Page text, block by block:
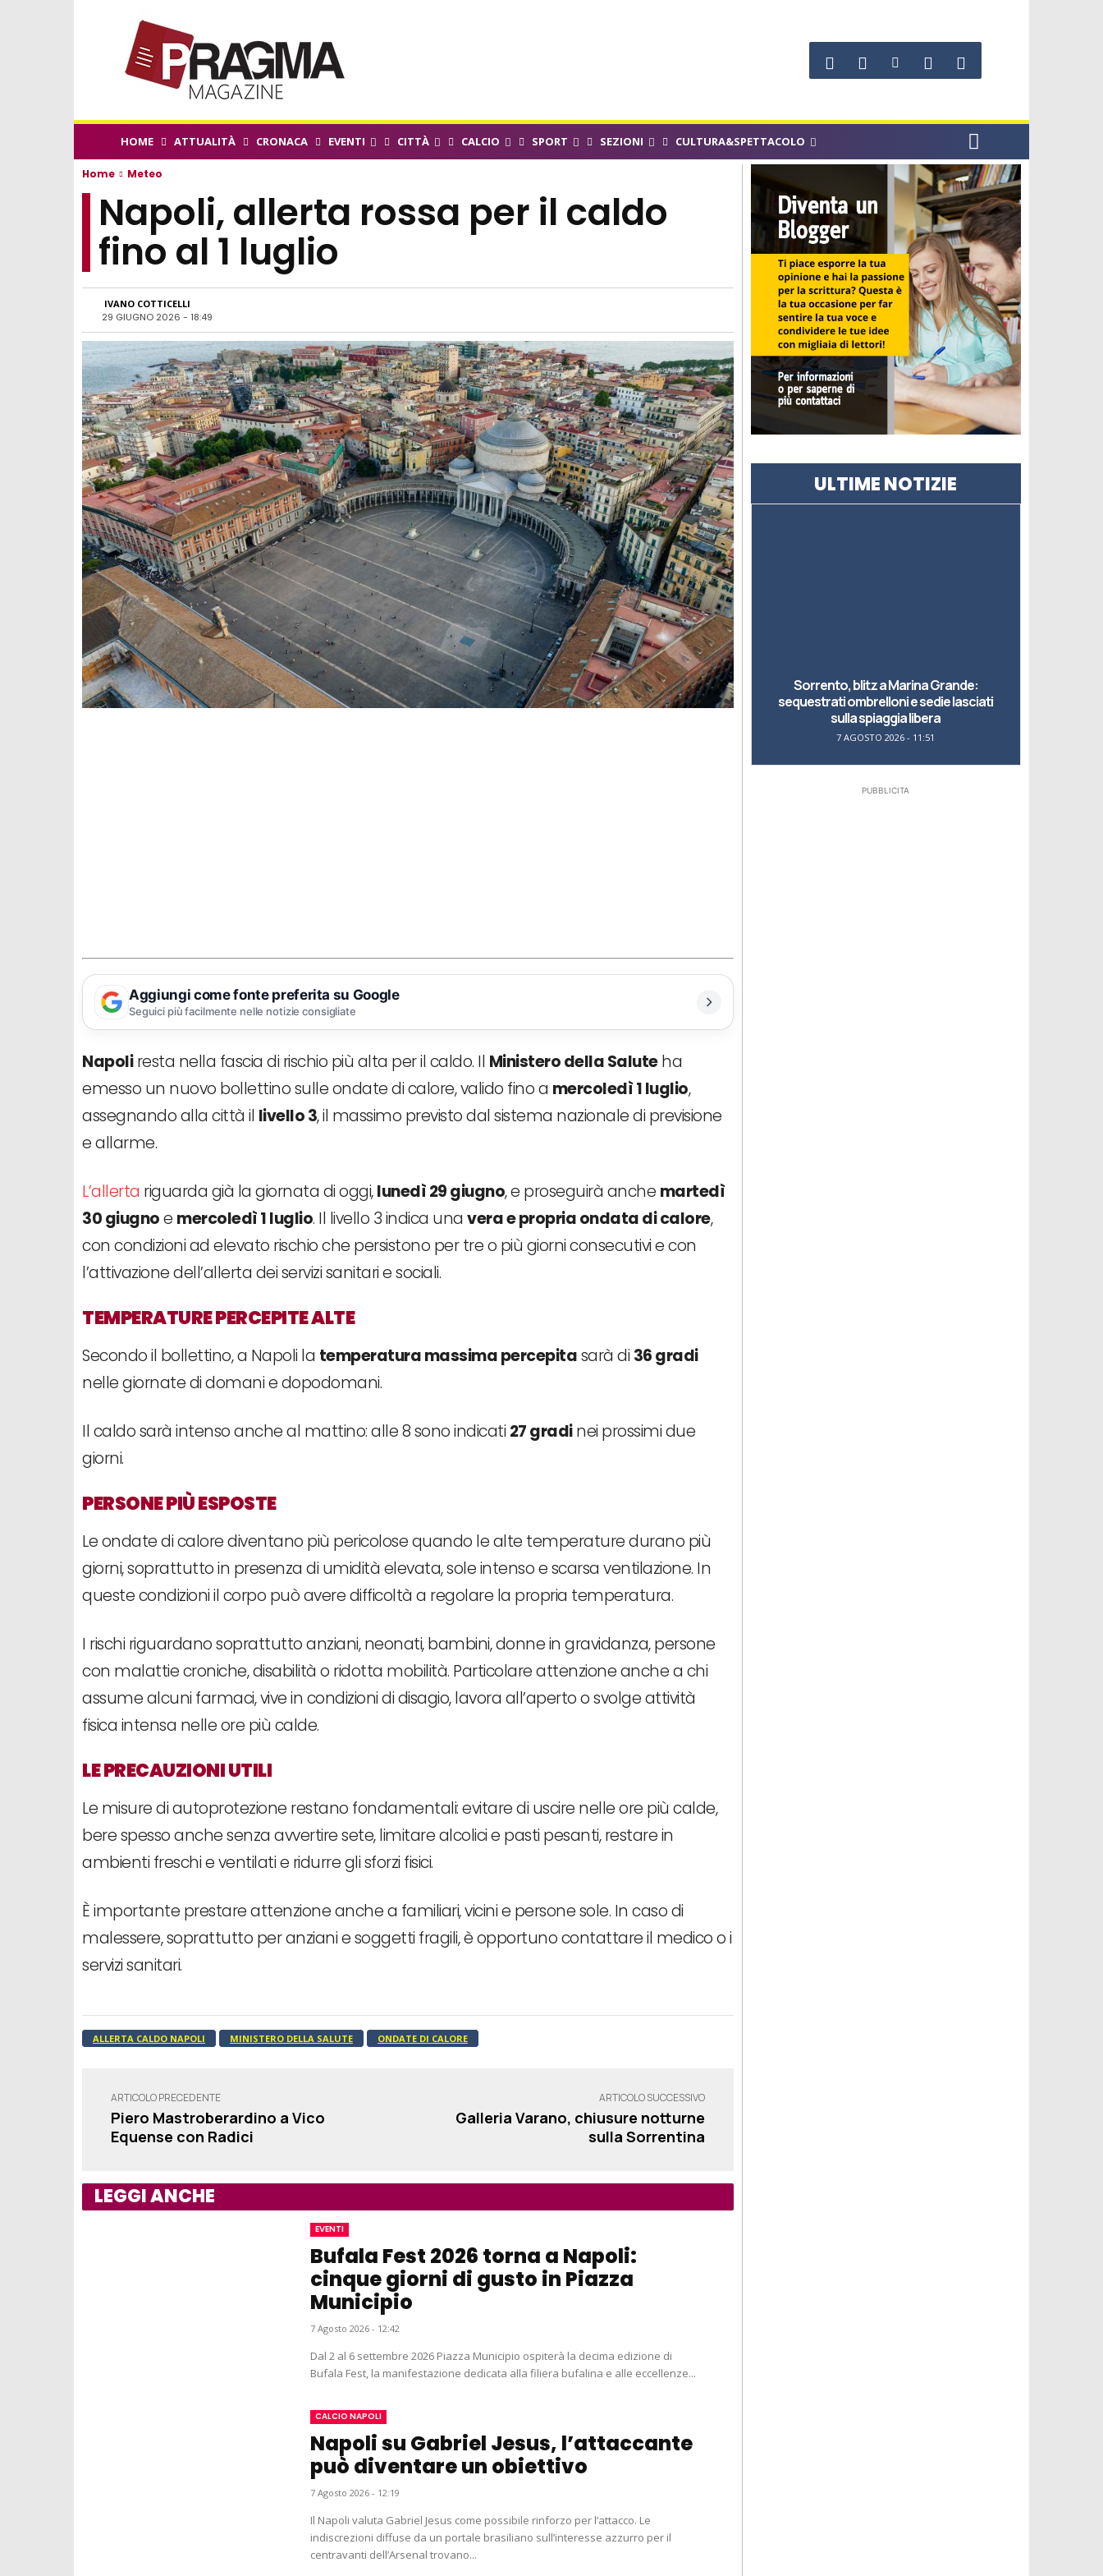
HOME ATTUALITÀ CRONACA EVENTI CITTÀ CALCIO SPORT SEZIONI CULTURA&SPETTACOLO
Home Meteo
Napoli, allerta rossa per il caldo
fino al 1 luglio
IVANO COTTICELLI
29 GIUGNO 2026 - 18:49
Aggiungi come fonte preferita su Google
Seguici più facilmente nelle notizie consigliate
Napoliresta nella fascia di rischio più alta per il caldo. Il Ministero della Saluteha
emesso un nuovo bollettino sulle ondate di calore, valido fino a mercoledì 1 luglio,
assegnando alla città il livello 3, il massimo previsto dal sistema nazionale di previsione
e allarme.
L’allerta riguarda già la giornata di oggi,lunedì 29 giugno, e proseguirà anche martedì
30 giugnoe mercoledì 1 luglio. Il livello 3 indica una vera e propria ondata di calore,
con condizioni ad elevato rischio che persistono per tre o più giorni consecutivi e con
l’attivazione dell’allerta dei servizi sanitari e sociali.
TEMPERATURE PERCEPITE ALTE
Secondo il bollettino, a Napoli la temperatura massima percepitasarà di 36 gradi
nelle giornate di domani e dopodomani.
Il caldo sarà intenso anche al mattino: alle 8 sono indicati 27 gradinei prossimi due
giorni.
PERSONE PIÙ ESPOSTE
Le ondate di calore diventano più pericolose quando le alte temperature durano più
giorni, soprattutto in presenza di umidità elevata, sole intenso e scarsa ventilazione. In
queste condizioni il corpo può avere difficoltà a regolare la propria temperatura.
I rischi riguardano soprattutto anziani, neonati, bambini, donne in gravidanza, persone
con malattie croniche, disabilità o ridotta mobilità. Particolare attenzione anche a chi
assume alcuni farmaci, vive in condizioni di disagio, lavora all’aperto o svolge attività
fisica intensa nelle ore più calde.
LE PRECAUZIONI UTILI
Le misure di autoprotezione restano fondamentali: evitare di uscire nelle ore più calde,
bere spesso anche senza avvertire sete, limitare alcolici e pasti pesanti, restare in
ambienti freschi e ventilati e ridurre gli sforzi fisici.
È importante prestare attenzione anche a familiari, vicini e persone sole. In caso di
malessere, soprattutto per anziani e soggetti fragili, è opportuno contattare il medico o i
servizi sanitari.
ALLERTA CALDO NAPOLI MINISTERO DELLA SALUTE ONDATE DI CALORE
ARTICOLO PRECEDENTE
Piero Mastroberardino a Vico
Equense con Radici
ARTICOLO SUCCESSIVO
Galleria Varano, chiusure notturne
sulla Sorrentina
LEGGI ANCHE
EVENTI
Bufala Fest 2026 torna a Napoli:
cinque giorni di gusto in Piazza
Municipio
7 Agosto 2026 - 12:42
Dal 2 al 6 settembre 2026 Piazza Municipio ospiterà la decima edizione di
Bufala Fest, la manifestazione dedicata alla filiera bufalina e alle eccellenze...
CALCIO NAPOLI
Napoli su Gabriel Jesus, l’attaccante
può diventare un obiettivo
7 Agosto 2026 - 12:19
Il Napoli valuta Gabriel Jesus come possibile rinforzo per l’attacco. Le
indiscrezioni diffuse da un portale brasiliano sull’interesse azzurro per il
centravanti dell’Arsenal trovano...
ULTIME NOTIZIE
Sorrento, blitz a Marina Grande:
sequestrati ombrelloni e sedie lasciati
sulla spiaggia libera
7 AGOSTO 2026 - 11:51
PUBBLICITA